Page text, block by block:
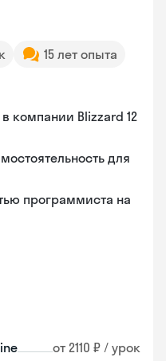
15 лет опыта
компании Blizzard 12
для
программиста на
от 2110 ₽ / урок